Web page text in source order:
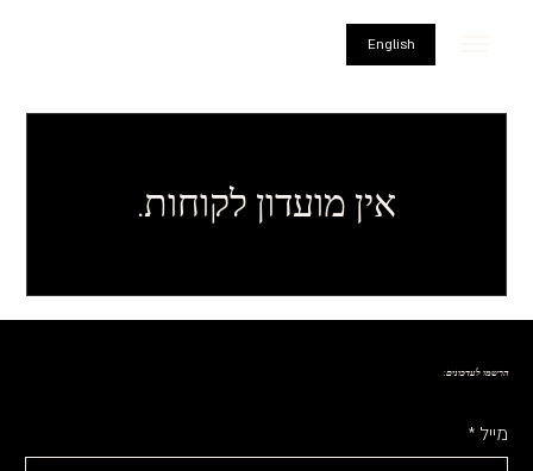
English
אין מועדון לקוחות.
הרשמו לעדכונים:
מייל *